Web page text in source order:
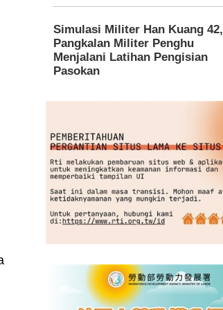
Simulasi Militer Han Kuang 42,
Pangkalan Militer Penghu
Menjalani Latihan Pengisian
Pasokan